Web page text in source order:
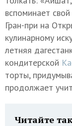
вспоминает
Гран-при на
кулинарному
летняя
кондитерской
торты,
продолжает
Читайте